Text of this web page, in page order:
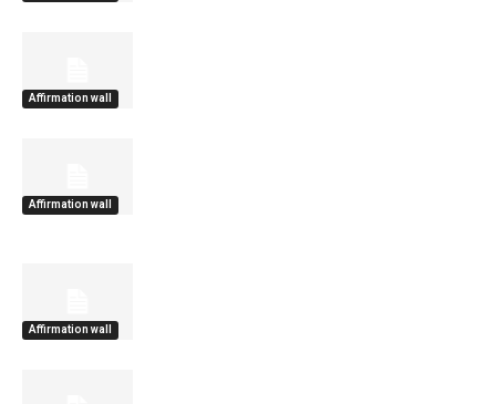
Affirmation wall
Affirmation wall
Affirmation wall